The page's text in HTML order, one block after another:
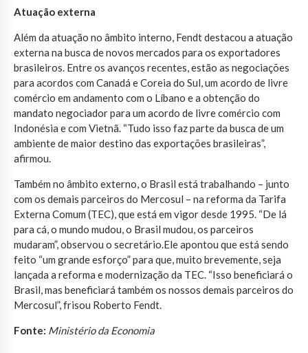
Atuação externa
Além da atuação no âmbito interno, Fendt destacou a atuação
externa na busca de novos mercados para os exportadores
brasileiros. Entre os avanços recentes, estão as negociações
para acordos com Canadá e Coreia do Sul, um acordo de livre
comércio em andamento com o Líbano e a obtenção do
mandato negociador para um acordo de livre comércio com
Indonésia e com Vietnã. “Tudo isso faz parte da busca de um
ambiente de maior destino das exportações brasileiras”,
afirmou.
Também no âmbito externo, o Brasil está trabalhando – junto
com os demais parceiros do Mercosul – na reforma da Tarifa
Externa Comum (TEC), que está em vigor desde 1995. “De lá
para cá, o mundo mudou, o Brasil mudou, os parceiros
mudaram”, observou o secretário.Ele apontou que está sendo
feito “um grande esforço” para que, muito brevemente, seja
lançada a reforma e modernização da TEC. “Isso beneficiará o
Brasil, mas beneficiará também os nossos demais parceiros do
Mercosul”, frisou Roberto Fendt.
Fonte: Ministério da Economia